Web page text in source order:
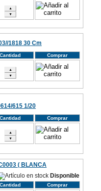
1818 30 Cm
Cantidad Comprar
615 1/20
Cantidad Comprar
( BLANCA
Disponible
Cantidad Comprar